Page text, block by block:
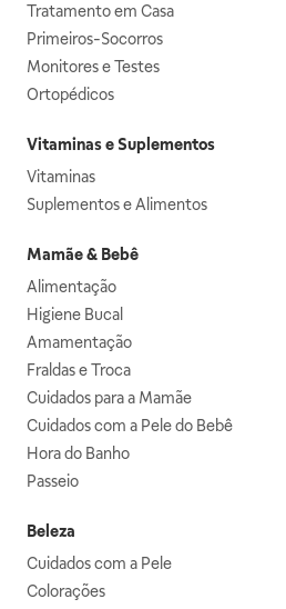
Tratamento em Casa
Primeiros-Socorros
Monitores e Testes
Ortopédicos
Vitaminas e Suplementos
Vitaminas
Suplementos e Alimentos
Mamãe & Bebê
Alimentação
Higiene Bucal
Amamentação
Fraldas e Troca
Cuidados para a Mamãe
Cuidados com a Pele do Bebê
Hora do Banho
Passeio
Beleza
Cuidados com a Pele
Colorações